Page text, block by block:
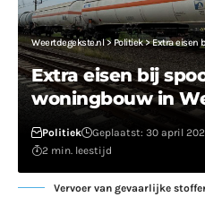
Weertdegekste.nl>Politiek>Extra eisen bij
Extra eisen bij
woningbouw in
Politiek Geplaatst: 30 april
2 min. leestijd
Vervoer van gevaarlijke